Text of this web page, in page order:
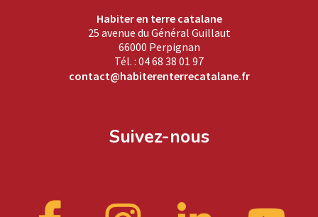
Habiter en terre catalane
25 avenue du Général Guillaut
66000 Perpignan
Tél. : 04 68 38 01 97
contact@habiterenterrecatalane.fr
Suivez-nous